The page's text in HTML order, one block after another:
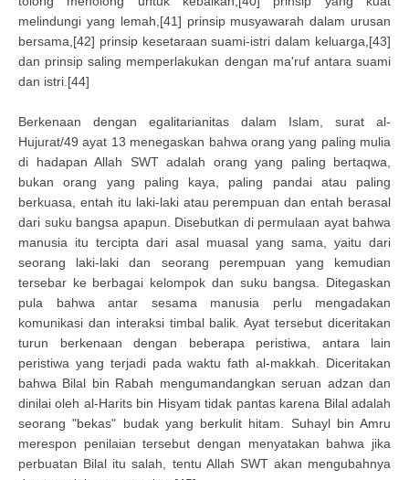
melindungi yang lemah,[41] prinsip musyawarah dalam urusan
bersama,[42] prinsip kesetaraan suami-istri dalam keluarga,[43]
dan prinsip saling memperlakukan dengan ma'ruf antara suami
dan istri.[44]
Berkenaan dengan egalitarianitas dalam Islam, surat al-
Hujurat/49 ayat 13 menegaskan bahwa orang yang paling mulia
di hadapan Allah SWT adalah orang yang paling bertaqwa,
bukan orang yang paling kaya, paling pandai atau paling
berkuasa, entah itu laki-laki atau perempuan dan entah berasal
dari suku bangsa apapun. Disebutkan di permulaan ayat bahwa
manusia itu tercipta dari asal muasal yang sama, yaitu dari
seorang laki-laki dan seorang perempuan yang kemudian
tersebar ke berbagai kelompok dan suku bangsa. Ditegaskan
pula bahwa antar sesama manusia perlu mengadakan
komunikasi dan interaksi timbal balik. Ayat tersebut diceritakan
turun berkenaan dengan beberapa peristiwa, antara lain
peristiwa yang terjadi pada waktu fath al-makkah. Diceritakan
bahwa Bilal bin Rabah mengumandangkan seruan adzan dan
dinilai oleh al-Harits bin Hisyam tidak pantas karena Bilal adalah
seorang "bekas" budak yang berkulit hitam. Suhayl bin Amru
merespon penilaian tersebut dengan menyatakan bahwa jika
perbuatan Bilal itu salah, tentu Allah SWT akan mengubahnya